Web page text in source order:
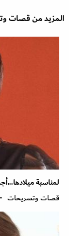
المزيد من قصات
لمناسبة
قصات وتسريحات